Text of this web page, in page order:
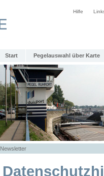
Hilfe
Start Pegelauswahl über Karte
Newsletter